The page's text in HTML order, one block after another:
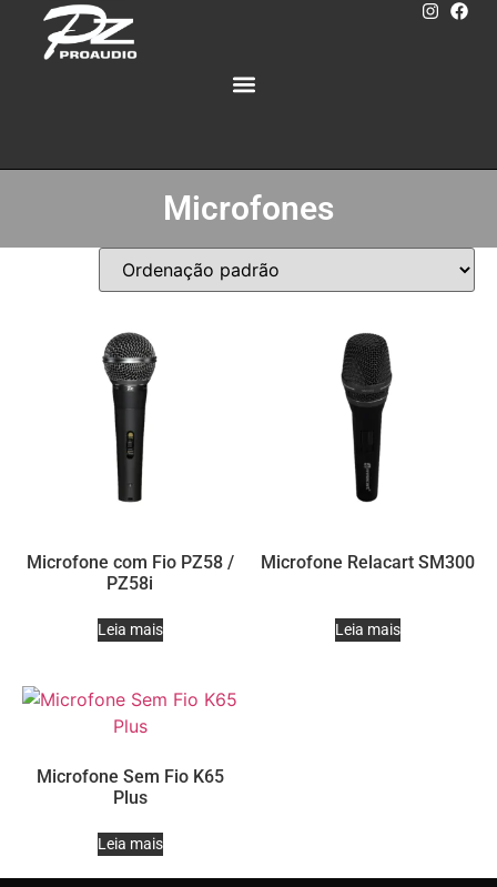
Microfones
Microfone com Fio PZ58 /
PZ58i
Leia mais
Microfone Relacart SM300
Leia mais
Microfone Sem Fio K65
Plus
Leia mais